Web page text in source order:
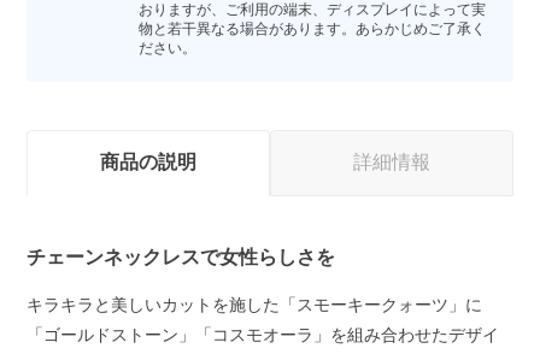
おりますが、ご利用の端末、ディスプレイによって実
物と若干異なる場合があります。あらかじめご了承く
ださい。
商品の説明 詳細情報
チェーンネックレスで女性らしさを
キラキラと美しいカットを施した「スモーキークォーツ」に
「ゴールドストーン」「コスモオーラ」を組み合わせたデザイ